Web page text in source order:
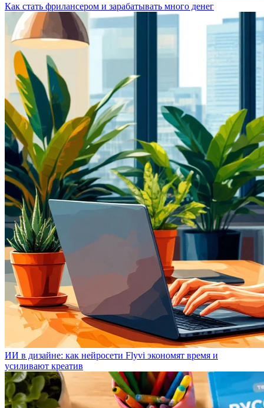
Как стать фрилансером и зарабатывать много денег
ИИ в дизайне: как нейросети Flyvi экономят время и
усиливают креатив